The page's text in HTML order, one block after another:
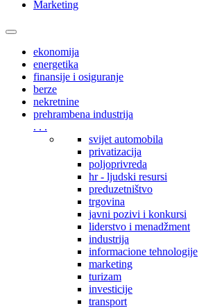
Marketing
Toggle
navigationekonomija
energetika
finansije i osiguranje
berze
nekretnine
prehrambena industrija
. . .
svijet automobila
privatizacija
poljoprivreda
hr - ljudski resursi
preduzetništvo
trgovina
javni pozivi i konkursi
liderstvo i menadžment
industrija
informacione tehnologije
marketing
turizam
investicije
transport